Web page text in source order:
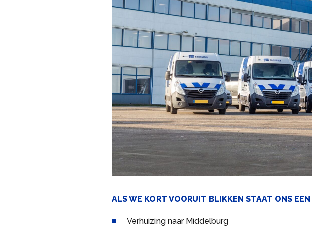
ALS WE KORT VOORUIT BLIKKEN STAAT ONS
Verhuizing naar Middelburg